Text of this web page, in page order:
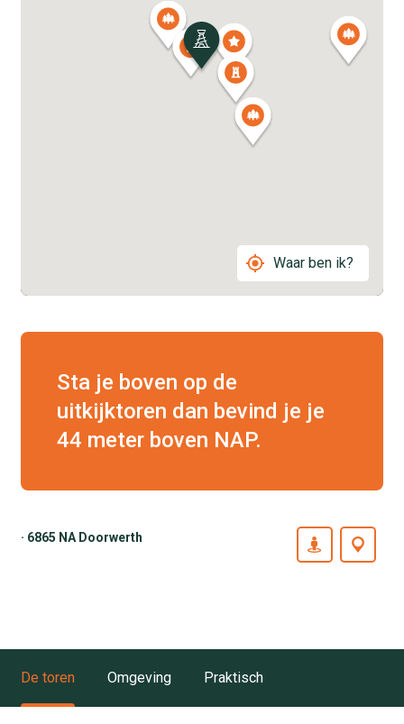
Waar ben ik?
Sta je boven op de
uitkijktoren dan bevind je je
44 meter boven NAP.
· 6865 NA Doorwerth
De toren Omgeving Praktisch